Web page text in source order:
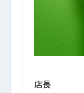
店長